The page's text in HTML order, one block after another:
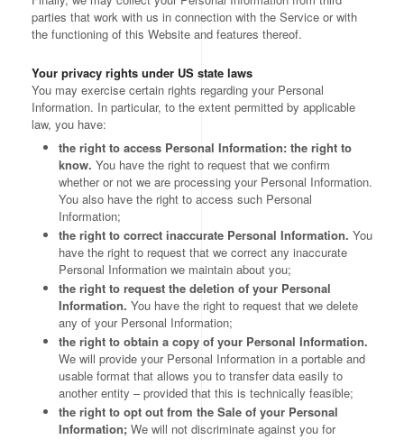
parties that work with us in connection with the Service or with
the functioning of this Website and features thereof.
Your privacy rights under US state laws
You may exercise certain rights regarding your Personal
Information. In particular, to the extent permitted by applicable
law, you have:
the right to access Personal Information: the right to
know. You have the right to request that we confirm
whether or not we are processing your Personal Information.
You also have the right to access such Personal
Information;
the right to correct inaccurate Personal Information. You
have the right to request that we correct any inaccurate
Personal Information we maintain about you;
the right to request the deletion of your Personal
Information. You have the right to request that we delete
any of your Personal Information;
the right to obtain a copy of your Personal Information.
We will provide your Personal Information in a portable and
usable format that allows you to transfer data easily to
another entity – provided that this is technically feasible;
the right to opt out from the Sale of your Personal
Information; We will not discriminate against you for